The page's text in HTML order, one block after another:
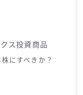
ス投資商品
にすべきか？